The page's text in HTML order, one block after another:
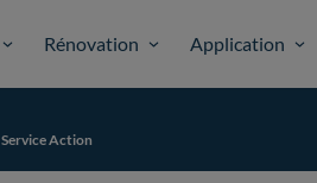
Rénovation Application
Service Action